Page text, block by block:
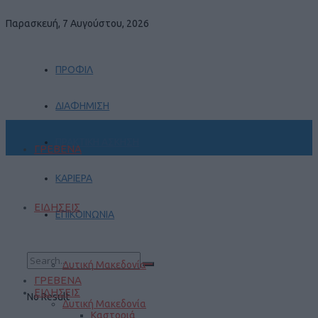
Παρασκευή, 7 Αυγούστου, 2026
ΠΡΟΦΙΛ
ΔΙΑΦΗΜΙΣΗ
ΚΑΡΙΕΡΑ
ΕΠΙΚΟΙΝΩΝΙΑ
No Result
ΓΡΕΒΕΝΑ
ΕΙΔΗΣΕΙΣ
Δυτική Μακεδονία
ΓΡΕΒΕΝΑ
ΕΙΔΗΣΕΙΣ
Δυτική Μακεδονία
Καστοριά